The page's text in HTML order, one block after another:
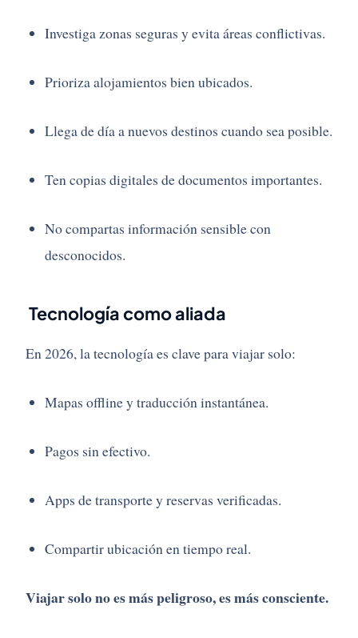
Investiga zonas seguras y evita áreas conflictivas.
Prioriza alojamientos bien ubicados.
Llega de día a nuevos destinos cuando sea posible.
Ten copias digitales de documentos importantes.
No compartas información sensible con
desconocidos.
Tecnología como aliada
En 2026, la tecnología es clave para viajar solo:
Mapas offline y traducción instantánea.
Pagos sin efectivo.
Apps de transporte y reservas verificadas.
Compartir ubicación en tiempo real.
Viajar solo no es más peligroso, es más consciente.